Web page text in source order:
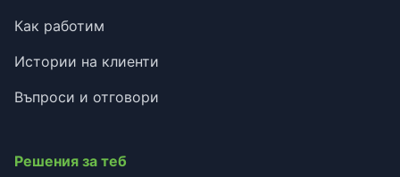
Как работим
Истории на клиенти
Въпроси и отговори
Решения за теб